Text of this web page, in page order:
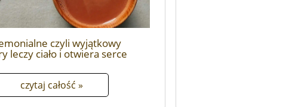
czyli wyjątkowy
leczy ciało i otwiera serce
czytaj całość »